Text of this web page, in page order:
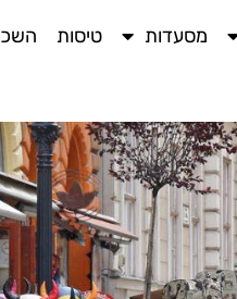
מסעדות טיסות